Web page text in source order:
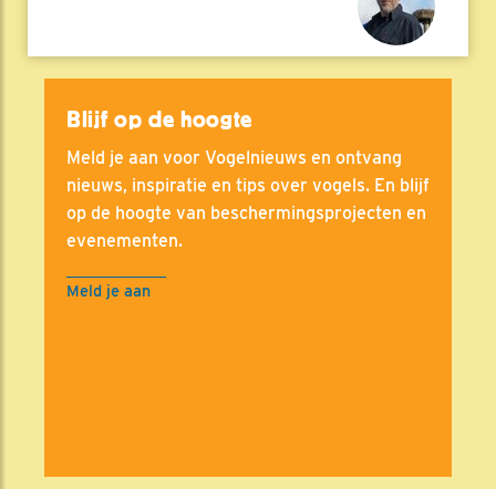
Blijf op de hoogte
Meld je aan voor Vogelnieuws en ontvang
nieuws, inspiratie en tips over vogels. En blijf
op de hoogte van beschermingsprojecten en
evenementen.
Meld je aan